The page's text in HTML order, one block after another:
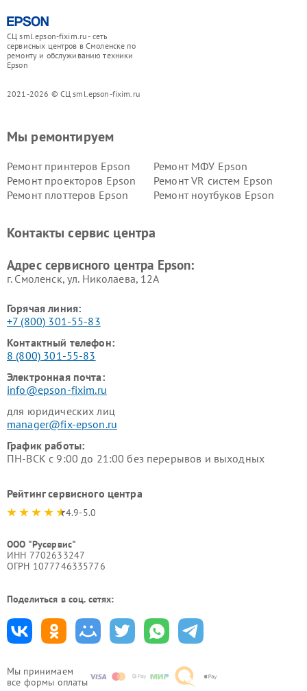
СЦ sml.epson-fixim.ru - сеть
сервисных центров в Смоленске по
ремонту и обслуживанию техники
Epson
2021-2026 © СЦ sml.epson-fixim.ru
Мы принимаем
все формы оплаты
Мы ремонтируем
Ремонт принтеров Epson
Ремонт МФУ Epson
Ремонт проекторов Epson
Ремонт VR систем Epson
Ремонт плоттеров Epson
Ремонт ноутбуков Epson
Контакты сервис центра
Адрес сервисного центра Epson:
г. Смоленск, ул. Николаева, 12А
Горячая линия:
+7 (800) 301-55-83
Контактный телефон:
8 (800) 301-55-83
Электронная почта:
info@epson-fixim.ru
для юридических лиц
manager@fix-epson.ru
График работы:
ПН-ВСК с 9:00 до 21:00 без перерывов и выходных
Рейтинг сервисного центра
4.9-5.0
ООО "Русервис"
ИНН 7702633247
ОГРН 1077746335776
Поделиться в соц. сетях: